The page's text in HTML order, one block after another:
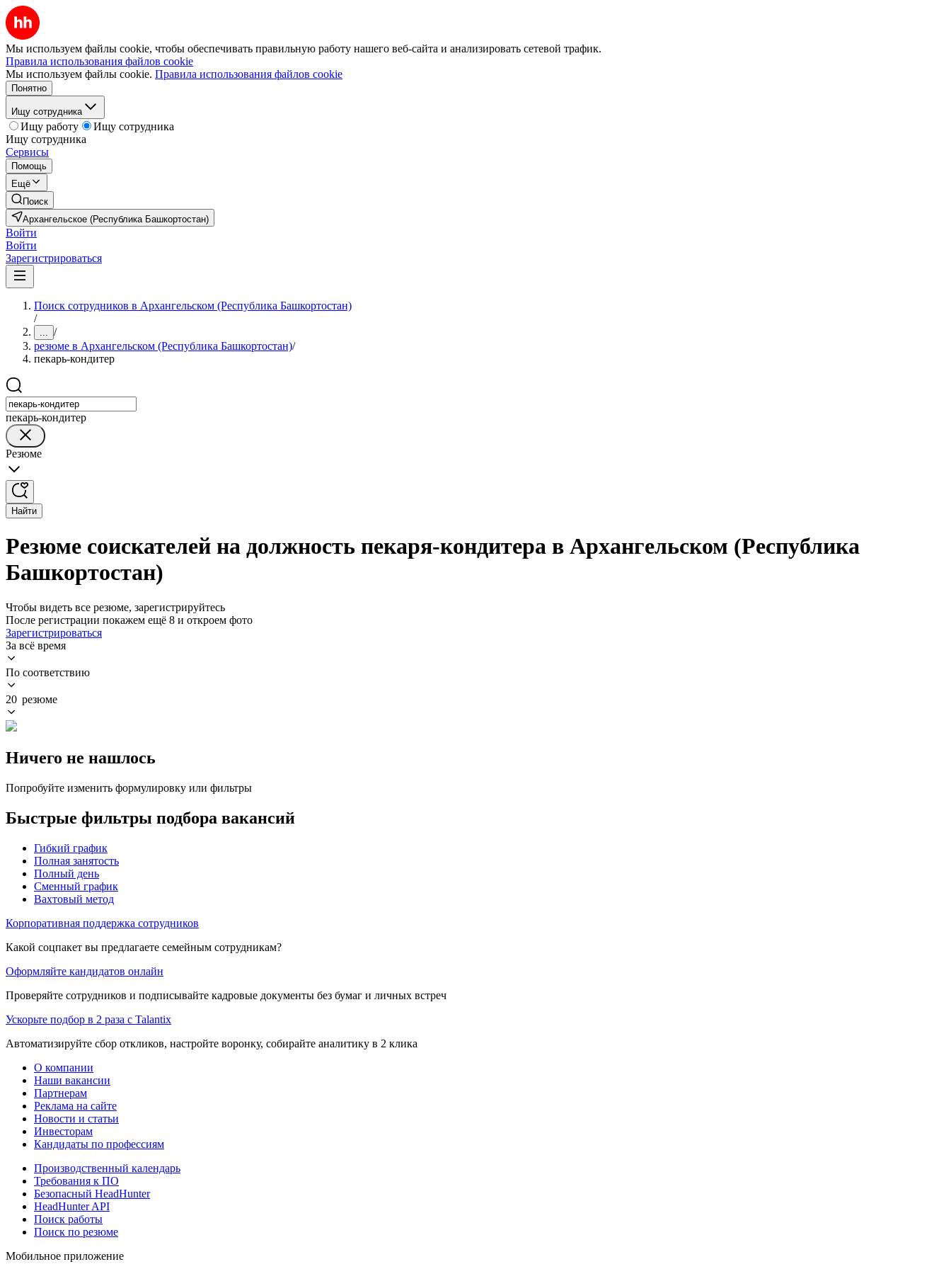
Мы используем файлы cookie, чтобы обеспечивать правильную работу нашего веб-сайта и анализировать сетевой трафик.
Правила использования файлов cookie
Мы используем файлы cookie. Правила использования файлов cookie
Понятно
Ищу сотрудника
Ищу работу
Ищу сотрудника
Ищу сотрудника
Сервисы
Помощь
Ещё
Поиск
Архангельское (Республика Башкортостан)
Войти
Войти
Зарегистрироваться
Поиск сотрудников в Архангельском (Республика Башкортостан)
/
... /
резюме в Архангельском (Республика Башкортостан)/
пекарь-кондитер
пекарь-кондитер
Резюме
Найти
Резюме соискателей на должность пекаря-кондитера в Архангельском (Республика
Башкортостан)
Чтобы видеть все резюме, зарегистрируйтесь
После регистрации покажем ещё 8 и откроем фото
Зарегистрироваться
За всё время
По соответствию
20 резюме
Ничего не нашлось
Попробуйте изменить формулировку или фильтры
Быстрые фильтры подбора вакансий
Гибкий график
Полная занятость
Полный день
Сменный график
Вахтовый метод
Корпоративная поддержка сотрудников
Какой соцпакет вы предлагаете семейным сотрудникам?
Оформляйте кандидатов онлайн
Проверяйте сотрудников и подписывайте кадровые документы без бумаг и личных встреч
Ускорьте подбор в 2 раза с Talantix
Автоматизируйте сбор откликов, настройте воронку, собирайте аналитику в 2 клика
О компании
Наши вакансии
Партнерам
Реклама на сайте
Новости и статьи
Инвесторам
Кандидаты по профессиям
Производственный календарь
Требования к ПО
Безопасный HeadHunter
HeadHunter API
Поиск работы
Поиск по резюме
Мобильное приложение